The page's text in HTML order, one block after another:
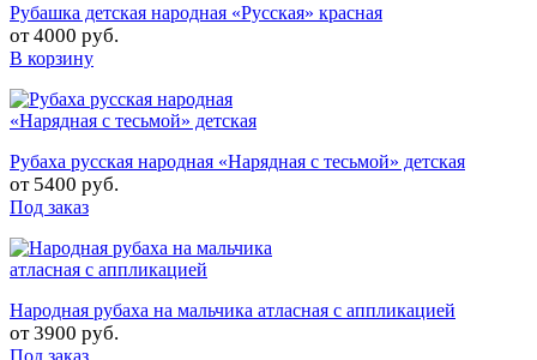
Рубашка детская народная «Русская» красная
от4000 руб.
В корзину
Рубаха русская народная «Нарядная с тесьмой» детская
от 5400 руб.
Под заказ
Народная рубаха на мальчика атласная с аппликацией
от3900 руб.
Под заказ